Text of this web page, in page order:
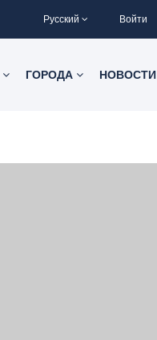
Русский Войти
ГОРОДА НОВОСТИ